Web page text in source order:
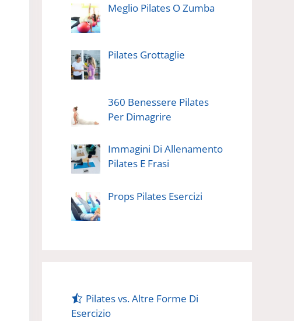
Meglio Pilates O Zumba
Pilates Grottaglie
360 Benessere Pilates
Per Dimagrire
Immagini Di Allenamento
Pilates E Frasi
Props Pilates Esercizi
Pilates vs. Altre Forme Di
Esercizio